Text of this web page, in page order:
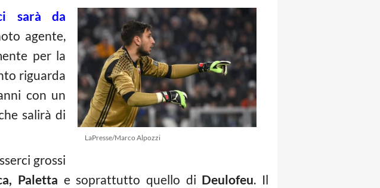
LaPresse/Marco Alpozzi
sarà da
agente,
per la
riguarda
con un
salirà di
grossi
Paletta e soprattutto quello di Deulofeu. Il